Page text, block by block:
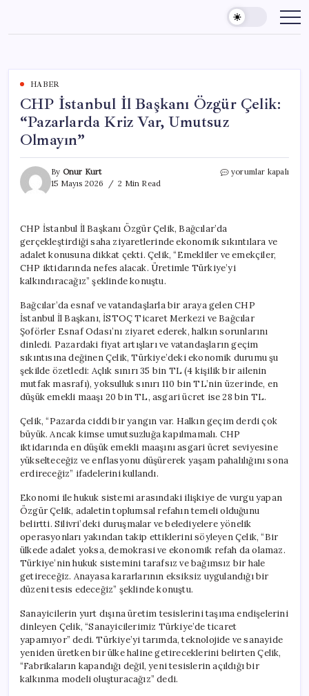
content
HABER
CHP İstanbul İl Başkanı Özgür Çelik:
“Pazarlarda Kriz Var, Umutsuz
Olmayın”
By Onur Kurt
15 Mayıs 2026
2 Min Read
CHP
“Pazarlarda
Kriz
Var,
için
yorumlar kapalı
CHP İstanbul İl Başkanı Özgür Çelik, Bağcılar’da
gerçekleştirdiği saha ziyaretlerinde ekonomik sıkıntılara ve
adalet konusuna dikkat çekti. Çelik, “Emekliler ve emekçiler,
CHP iktidarında nefes alacak. Üretimle Türkiye’yi
kalkındıracağız” şeklinde konuştu.
Bağcılar’da esnaf ve vatandaşlarla bir araya gelen CHP
İstanbul İl Başkanı, İSTOÇ Ticaret Merkezi ve Bağcılar
Şoförler Esnaf Odası’nı ziyaret ederek, halkın sorunlarını
dinledi. Pazardaki fiyat artışları ve vatandaşların geçim
sıkıntısına değinen Çelik, Türkiye’deki ekonomik durumu şu
şekilde özetledi: Açlık sınırı 35 bin TL (4 kişilik bir ailenin
mutfak masrafı), yoksulluk sınırı 110 bin TL’nin üzerinde, en
düşük emekli maaşı 20 bin TL, asgari ücret ise 28 bin TL.
Çelik, “Pazarda ciddi bir yangın var. Halkın geçim derdi çok
büyük. Ancak kimse umutsuzluğa kapılmamalı. CHP
iktidarında en düşük emekli maaşını asgari ücret seviyesine
yükselteceğiz ve enflasyonu düşürerek yaşam pahalılığını sona
erdireceğiz” ifadelerini kullandı.
Ekonomi ile hukuk sistemi arasındaki ilişkiye de vurgu yapan
Özgür Çelik, adaletin toplumsal refahın temeli olduğunu
belirtti. Silivri’deki duruşmalar ve belediyelere yönelik
operasyonları yakından takip ettiklerini söyleyen Çelik, “Bir
ülkede adalet yoksa, demokrasi ve ekonomik refah da olamaz.
Türkiye’nin hukuk sistemini tarafsız ve bağımsız bir hale
getireceğiz. Anayasa kararlarının eksiksiz uygulandığı bir
düzeni tesis edeceğiz” şeklinde konuştu.
Sanayicilerin yurt dışına üretim tesislerini taşıma endişelerini
dinleyen Çelik, “Sanayicilerimiz Türkiye’de ticaret
yapamıyor” dedi. Türkiye’yi tarımda, teknolojide ve sanayide
yeniden üretken bir ülke haline getireceklerini belirten Çelik,
“Fabrikaların kapandığı değil, yeni tesislerin açıldığı bir
kalkınma modeli oluşturacağız” dedi.